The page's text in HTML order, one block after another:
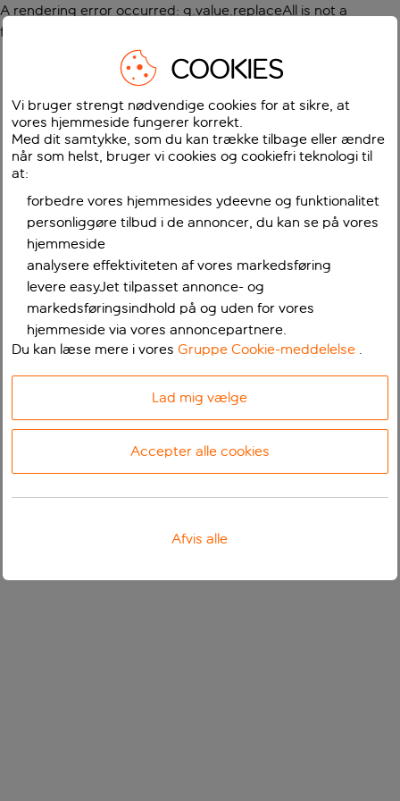
A rendering error occurred: g.value.replaceAll is not a
function
COOKIES
Vi bruger strengt nødvendige cookies for at sikre, at
vores hjemmeside fungerer korrekt.
Med dit samtykke, som du kan trække tilbage eller ændre
når som helst, bruger vi cookies og cookiefri teknologi til
at:
forbedre vores hjemmesides ydeevne og funktionalitet
personliggøre tilbud i de annoncer, du kan se på vores
hjemmeside
analysere effektiviteten af vores markedsføring
levere easyJet tilpasset annonce- og
markedsføringsindhold på og uden for vores
hjemmeside via vores annoncepartnere.
Du kan læse mere i voresGruppe Cookie-meddelelse .
Lad mig vælge
Accepter alle cookies
Afvis alle